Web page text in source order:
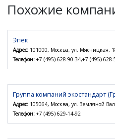
Похожие
Эпек
Адрес: 101000, Москва, ул. Мясницкая,
Телефон: +7 (495) 628-90-34,+7 (495)
Группа компаний экостандарт
Адрес: 105064, Москва, ул. Земляной
Телефон: +7 (495) 629-14-92